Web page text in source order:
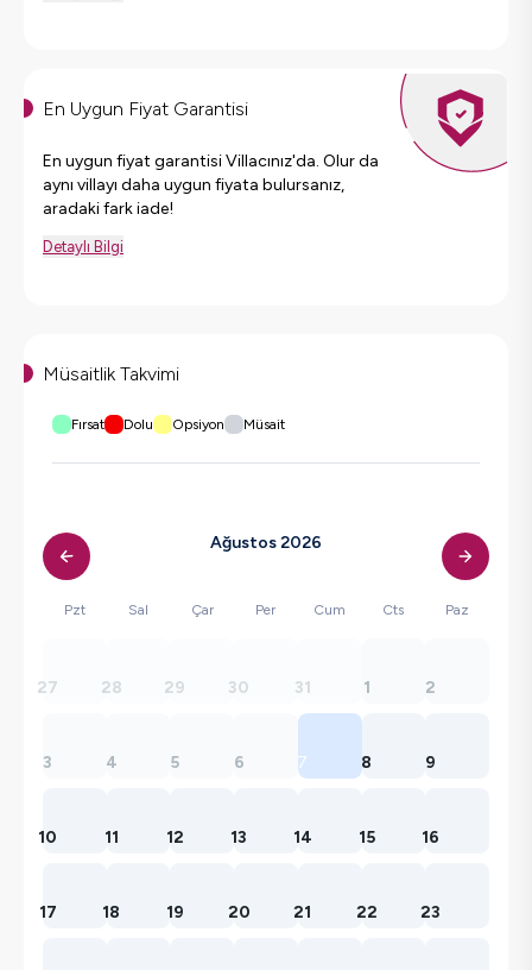
En Uygun Fiyat Garantisi
En uygun fiyat garantisi Villacınız'da. Olur da
aynı villayı daha uygun fiyata bulursanız,
aradaki fark iade!
Detaylı Bilgi
Müsaitlik Takvimi
Fırsat Dolu Opsiyon Müsait
Ağustos 2026
Pzt Sal Çar Per Cum Cts Paz
27 28 29 30 31 1 2
3 4 5 6 7 8 9
10 11 12 13 14 15 16
17 18 19 20 21 22 23